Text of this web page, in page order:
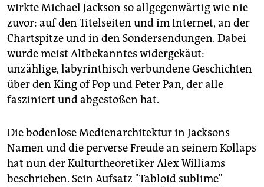
abo
genossenschaft
epaper login
wirkte Michael Jackson so allgegenwärtig wie nie
zuvor: auf den Titelseiten und im Internet, an der
Chartspitze und in den Sondersendungen. Dabei
wurde meist Altbekanntes widergekäut:
unzählige, labyrinthisch verbundene Geschichten
über den King of Pop und Peter Pan, der alle
fasziniert und abgestoßen hat.
Die bodenlose Medienarchitektur in Jacksons
Namen und die perverse Freude an seinem Kollaps
hat nun der Kulturtheoretiker Alex Williams
beschrieben. Sein Aufsatz "Tabloid sublime"